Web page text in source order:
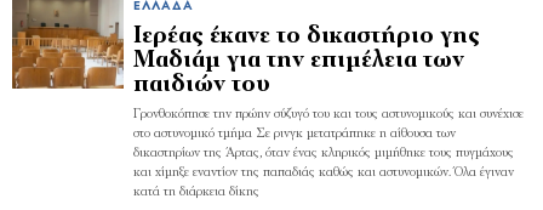
ΕΛΛΆΔΑ
Ιερέας έκανε το δικαστήριο γης
Μαδιάμ για την επιμέλεια των
παιδιών του
Γρονθοκόπησε την πρώην σύζυγό του και τους αστυνομικούς και συνέχισε
στο αστυνομικό τμήμα Σε ρινγκ μετατράπηκε η αίθουσα των
δικαστηρίων της Άρτας, όταν ένας κληρικός μιμήθηκε τους πυγμάχους
και χίμηξε εναντίον της παπαδιάς καθώς και αστυνομικών. Όλα έγιναν
κατά τη διάρκεια δίκης